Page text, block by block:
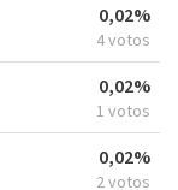
0,02%
4 votos
0,02%
1 votos
0,02%
2 votos